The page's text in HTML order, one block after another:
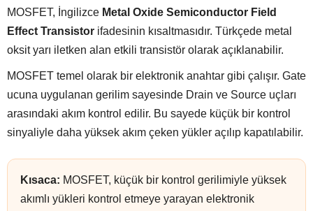
MOSFET, İngilizce Metal Oxide Semiconductor Field
Effect Transistor ifadesinin kısaltmasıdır. Türkçede metal
oksit yarı iletken alan etkili transistör olarak açıklanabilir.
MOSFET temel olarak bir elektronik anahtar gibi çalışır. Gate
ucuna uygulanan gerilim sayesinde Drain ve Source uçları
arasındaki akım kontrol edilir. Bu sayede küçük bir kontrol
sinyaliyle daha yüksek akım çeken yükler açılıp kapatılabilir.
Kısaca: MOSFET, küçük bir kontrol gerilimiyle yüksek
akımlı yükleri kontrol etmeye yarayan elektronik